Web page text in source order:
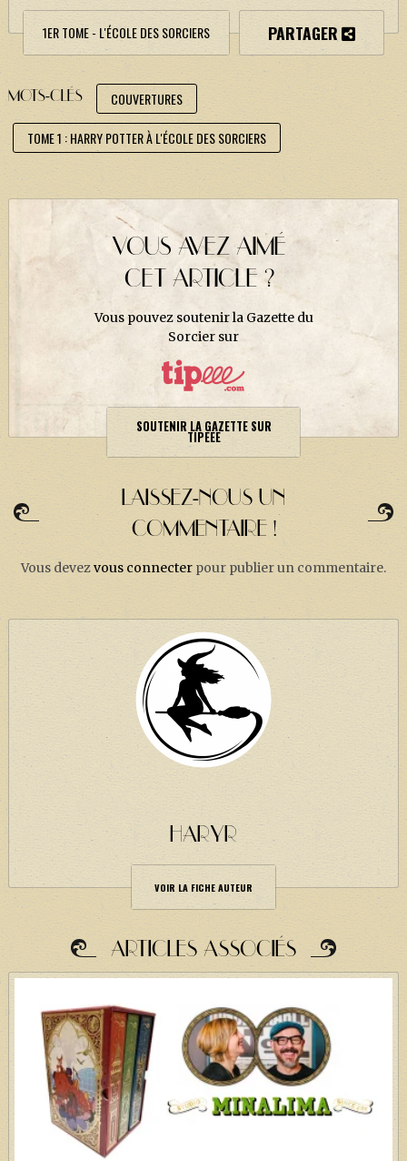
1ER TOME - L'ÉCOLE DES SORCIERS PARTAGER
MOTS-CLÉS COUVERTURES
TOME 1 : HARRY POTTER À L'ÉCOLE DES SORCIERS
VOUS AVEZ AIMÉ
CET ARTICLE ?
Vous pouvez soutenir la Gazette du
Sorcier sur
SOUTENIR LA GAZETTE SUR
TIPEEE
LAISSEZ-NOUS UN
COMMENTAIRE !
Vous devezvous connecter pour publier un commentaire.
HARYR
VOIR LA FICHE AUTEUR
ARTICLES ASSOCIÉS